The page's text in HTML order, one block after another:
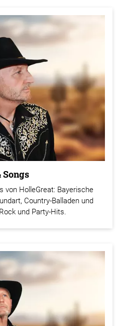
von HolleGreat: Bayerische
Country-Balladen und
und Party-Hits.